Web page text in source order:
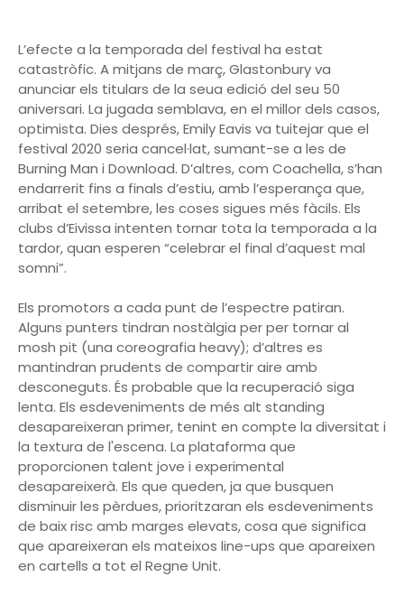
L’efecte a la temporada del festival ha estat
catastròfic. A mitjans de març, Glastonbury va
anunciar els titulars de la seua edició del seu 50
aniversari. La jugada semblava, en el millor dels casos,
optimista. Dies després, Emily Eavis va tuitejar que el
festival 2020 seria cancel·lat, sumant-se a les de
Burning Man i Download. D’altres, com Coachella, s’han
endarrerit fins a finals d’estiu, amb l’esperança que,
arribat el setembre, les coses sigues més fàcils. Els
clubs d’Eivissa intenten tornar tota la temporada a la
tardor, quan esperen “celebrar el final d’aquest mal
somni”.
Els promotors a cada punt de l’espectre patiran.
Alguns punters tindran nostàlgia per per tornar al
mosh pit (una coreografia heavy); d’altres es
mantindran prudents de compartir aire amb
desconeguts. És probable que la recuperació siga
lenta. Els esdeveniments de més alt standing
desapareixeran primer, tenint en compte la diversitat i
la textura de l'escena. La plataforma que
proporcionen talent jove i experimental
desapareixerà. Els que queden, ja que busquen
disminuir les pèrdues, prioritzaran els esdeveniments
de baix risc amb marges elevats, cosa que significa
que apareixeran els mateixos line-ups que apareixen
en cartells a tot el Regne Unit.